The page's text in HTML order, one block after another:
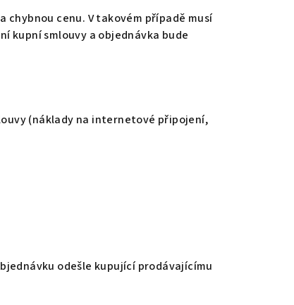
cenu. V takovém případě musí
kupní smlouvy a objednávka bude
(náklady na internetové připojení,
odešle kupující prodávajícímu